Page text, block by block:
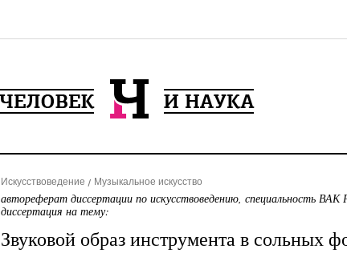
Искусствоведение Музыкальное искусство
автореферат диссертации по искусствоведению, специальность
диссертация на тему:
Звуковой образ инструмента в сольных